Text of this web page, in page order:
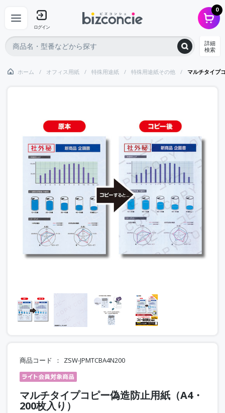
ログイン
0
詳細
検索
ホーム オフィス用紙 特殊用途紙 特殊用途紙その他 マルチタイプ
商品コード ZSW-JPMTCBA4N200
マルチタイプコピー偽造防止用紙（A4・
200枚入り）